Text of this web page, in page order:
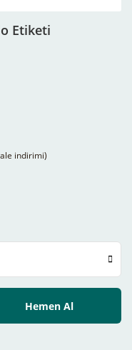
Etiketi
indirimi)
Hemen Al